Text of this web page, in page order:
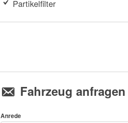
Partikelfilter
Fahrzeug anfragen
Anrede